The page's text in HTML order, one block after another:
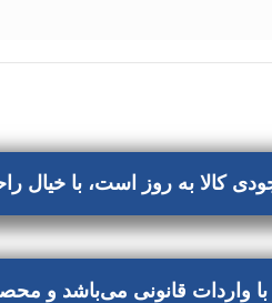
کالا به روز است، با خیال
با واردات قانونی می‌باشد و